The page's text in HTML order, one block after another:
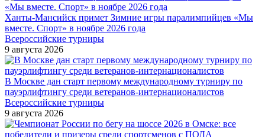
Ханты-Мансийск примет Зимние игры паралимпийцев «Мы
вместе. Спорт» в ноябре 2026 года
Всероссийские турниры
9 августа 2026
В Москве дан старт первому международному турниру по
пауэрлифтингу среди ветеранов-интернационалистов
Всероссийские турниры
9 августа 2026